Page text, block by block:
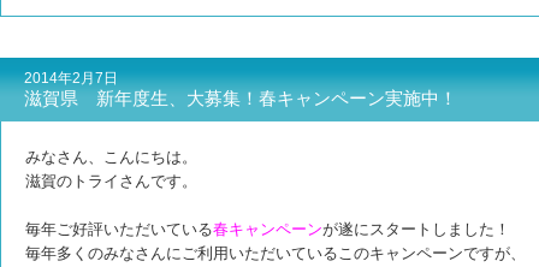
2014年2月7日
滋賀県 新年度生、大募集！春キャンペーン実施中！
みなさん、こんにちは。
滋賀のトライさんです。
毎年ご好評いただいている春キャンペーンが遂にスタートしました！
毎年多くのみなさんにご利用いただいているこのキャンペーンですが、